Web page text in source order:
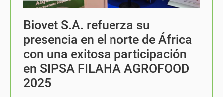
Biovet S.A. refuerza su
presencia en el norte de África
con una exitosa participación
en SIPSA FILAHA AGROFOOD
2025